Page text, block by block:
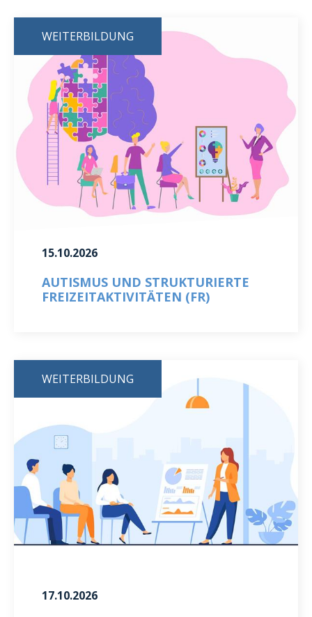
WEITERBILDUNG
15.10.2026
AUTISMUS UND STRUKTURIERTE
FREIZEITAKTIVITÄTEN (FR)
WEITERBILDUNG
17.10.2026